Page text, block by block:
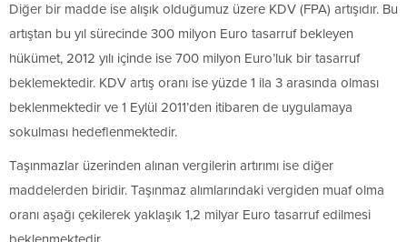
Diğer bir madde ise alışık olduğumuz üzere KDV (FPA) artışıdır. Bu
artıştan bu yıl sürecinde 300 milyon Euro tasarruf bekleyen
hükümet, 2012 yılı içinde ise 700 milyon Euro’luk bir tasarruf
beklemektedir. KDV artış oranı ise yüzde 1 ila 3 arasında olması
beklenmektedir ve 1 Eylül 2011’den itibaren de uygulamaya
sokulması hedeflenmektedir.
Taşınmazlar üzerinden alınan vergilerin artırımı ise diğer
maddelerden biridir. Taşınmaz alımlarındaki vergiden muaf olma
oranı aşağı çekilerek yaklaşık 1,2 milyar Euro tasarruf edilmesi